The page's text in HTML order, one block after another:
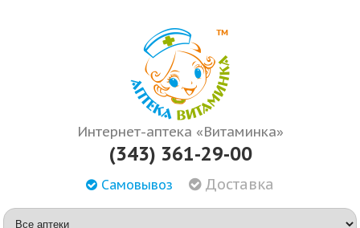
Интернет-аптека «Витаминка»
(343) 361-29-00
Самовывоз Доставка